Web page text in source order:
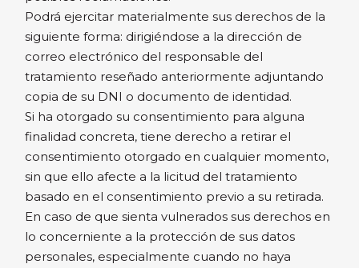
Podrá ejercitar materialmente sus derechos de la
siguiente forma: dirigiéndose a la dirección de
correo electrónico del responsable del
tratamiento reseñado anteriormente adjuntando
copia de su DNI o documento de identidad.
Si ha otorgado su consentimiento para alguna
finalidad concreta, tiene derecho a retirar el
consentimiento otorgado en cualquier momento,
sin que ello afecte a la licitud del tratamiento
basado en el consentimiento previo a su retirada.
En caso de que sienta vulnerados sus derechos en
lo concerniente a la protección de sus datos
personales, especialmente cuando no haya